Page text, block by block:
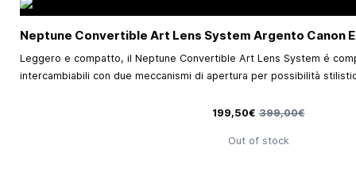
Neptune Convertible Art Lens System Argento Canon
Leggero e compatto, il Neptune Convertible Art Lens System é
intercambiabili con due meccanismi di apertura per possibilità
Prezzo speciale
199,50€ Prezzo predefinito
399,00€
Out of stock